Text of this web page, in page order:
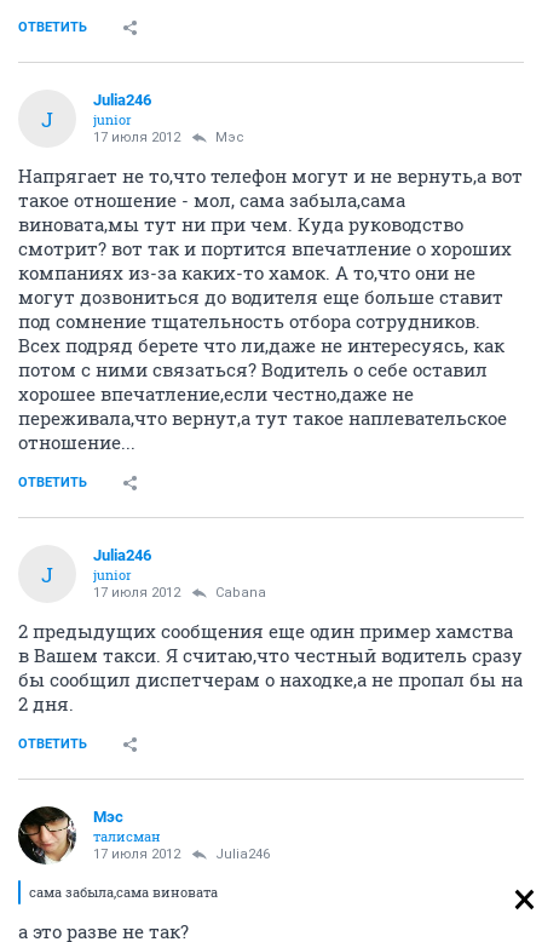
ОТВЕТИТЬ
J
Julia246
junior
17 июля 2012 Мэс
Напрягает не то,что телефон могут и не вернуть,а вот
такое отношение - мол, сама забыла,сама
виновата,мы тут ни при чем. Куда руководство
смотрит? вот так и портится впечатление о хороших
компаниях из-за каких-то хамок. А то,что они не
могут дозвониться до водителя еще больше ставит
под сомнение тщательность отбора сотрудников.
Всех подряд берете что ли,даже не интересуясь, как
потом с ними связаться? Водитель о себе оставил
хорошее впечатление,если честно,даже не
переживала,что вернут,а тут такое наплевательское
отношение...
ОТВЕТИТЬ
J
Julia246
junior
17 июля 2012 Cabana
2 предыдущих сообщения еще один пример хамства
в Вашем такси. Я считаю,что честный водитель сразу
бы сообщил диспетчерам о находке,а не пропал бы на
2 дня.
ОТВЕТИТЬ
Мэс
талисман
17 июля 2012 Julia246
сама забыла,сама виновата
а это разве не так?